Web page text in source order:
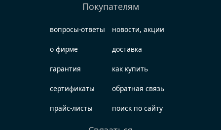
Покупателям
вопросы-ответы
о фирме
гарантия
сертификаты
прайс-листы
новости, акции
доставка
как купить
обратная связь
поиск по сайту